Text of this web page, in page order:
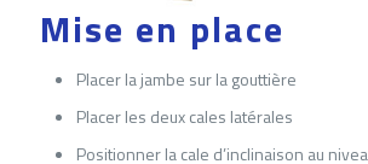
Mise en place
Placer la jambe sur la gouttière
Placer les deux cales latérales
Positionner la cale d’inclinaison au